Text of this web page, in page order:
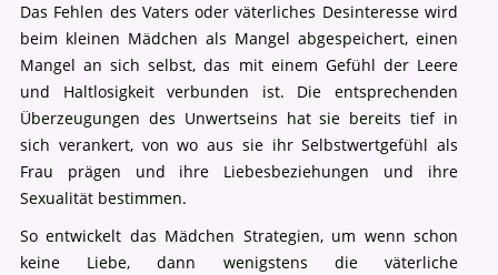
Das Fehlen des Vaters oder väterliches Desinteresse wird
beim kleinen Mädchen als Mangel abgespeichert, einen
Mangel an sich selbst, das mit einem Gefühl der Leere
und Haltlosigkeit verbunden ist. Die entsprechenden
Überzeugungen des Unwertseins hat sie bereits tief in
sich verankert, von wo aus sie ihr Selbstwertgefühl als
Frau prägen und ihre Liebesbeziehungen und ihre
Sexualität bestimmen.
So entwickelt das Mädchen Strategien, um wenn schon
keine Liebe, dann wenigstens die väterliche